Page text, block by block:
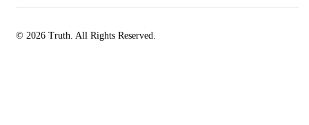
© 2026 Truth. All Rights Reserved.